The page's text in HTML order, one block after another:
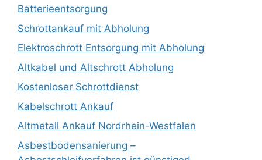
Batterieentsorgung
Schrottankauf mit Abholung
Elektroschrott Entsorgung mit Abholung
Altkabel und Altschrott Abholung
Kostenloser Schrottdienst
Kabelschrott Ankauf
Altmetall Ankauf Nordrhein-Westfalen
Asbestbodensanierung –